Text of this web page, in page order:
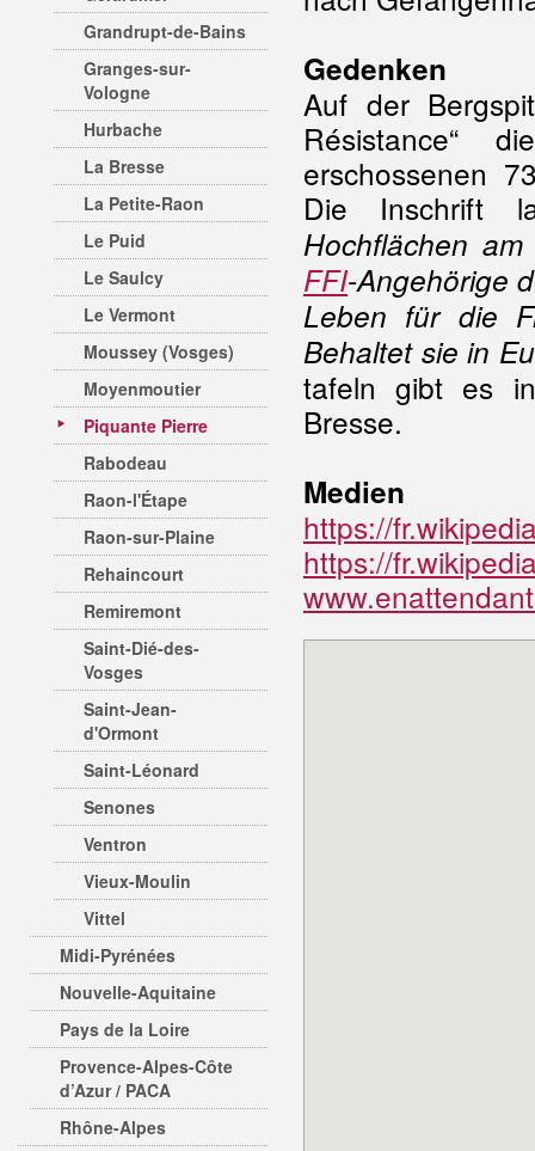
Grandrupt-de-Bains
Granges-sur-
Vologne
Hurbache
La Bresse
La Petite-Raon
Le Puid
Le Saulcy
Le Vermont
Moussey (Vosges)
Moyenmoutier
Piquante Pierre
Rabodeau
Raon-l'Étape
Raon-sur-Plaine
Rehaincourt
Remiremont
Saint-Dié-des-
Vosges
Saint-Jean-
d'Ormont
Saint-Léonard
Senones
Ventron
Vieux-Moulin
Vittel
Midi-Pyrénées
Nouvelle-Aquitaine
Pays de la Loire
Provence-Alpes-Côte
d’Azur / PACA
Rhône-Alpes
Gedenken
Auf der
Résistance“
erschossenen
Die Inschrift
Hochflächen
FFI-Angehörige
Leben für die
Behaltet sie in
tafeln gibt es
Bresse.
Medien
https://
https://